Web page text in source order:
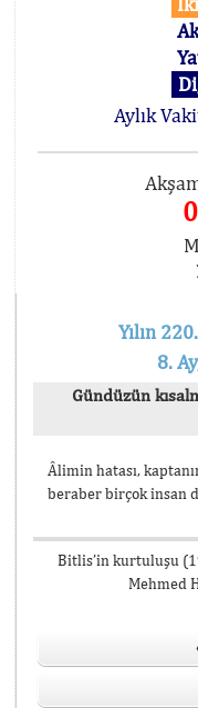
Aylık
Yılın
8.
Gündüzün
Âlimin hatası,
beraber birçok insan
Bitlis’in kurtuluşu
Mehmed